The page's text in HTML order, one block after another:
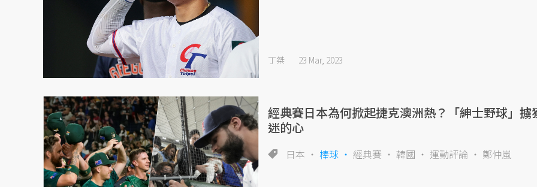
丁桀 23 Mar, 2023
經典賽日本為何掀起捷克澳洲熱？「紳士野球」擄
迷的心
日本 棒球 經典賽 韓國 運動評論 鄭仲嵐